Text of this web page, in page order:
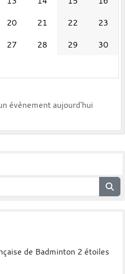
20 21 22
23
27 28 29
30
évènement aujourd'hui
de Badminton 2 étoiles